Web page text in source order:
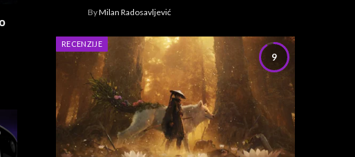
ByMilan Radosavljević
9
RECENZIJE